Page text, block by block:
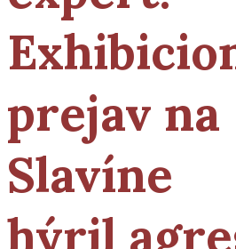
prejav na
Slavíne
hýril